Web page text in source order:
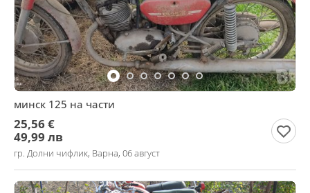
минск 125 на части
25,56 €
49,99 лв
гр. Долни чифлик, Варна, 06 август